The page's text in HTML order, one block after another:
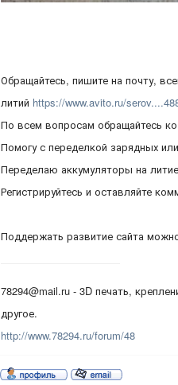
Обращайтесь, пишите на почту,
литий https://www.avito.ru/
По всем вопросам обращайтесь
Помогу с переделкой зарядных
Переделаю аккумуляторы на
Регистрируйтесь и оставляйте
Поддержать развитие сайта
78294@mail.ru - 3D печать,
другое.
http://www.78294.ru/forum/48